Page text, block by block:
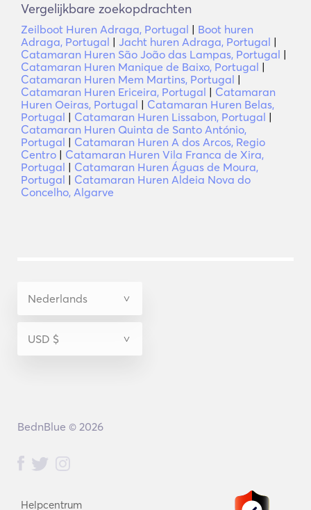
Vergelijkbare zoekopdrachten
Zeilboot Huren Adraga, Portugal | Boot huren
Adraga, Portugal | Jacht huren Adraga, Portugal |
Catamaran Huren São João das Lampas, Portugal |
Catamaran Huren Manique de Baixo, Portugal |
Catamaran Huren Mem Martins, Portugal |
Catamaran Huren Ericeira, Portugal | Catamaran
Huren Oeiras, Portugal | Catamaran Huren Belas,
Portugal | Catamaran Huren Lissabon, Portugal |
Catamaran Huren Quinta de Santo António,
Portugal | Catamaran Huren A dos Arcos, Regio
Centro | Catamaran Huren Vila Franca de Xira,
Portugal | Catamaran Huren Águas de Moura,
Portugal | Catamaran Huren Aldeia Nova do
Concelho, Algarve
Helpcentrum
BednBlue © 2026